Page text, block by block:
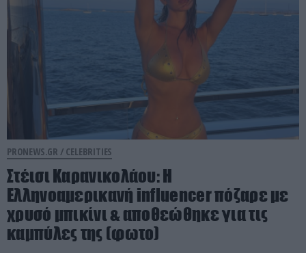
PRONEWS.GR / CELEBRITIES
Στέισι Καρανικολάου: Η
Ελληνοαμερικανή influencer πόζαρε με
χρυσό μπικίνι & αποθεώθηκε για τις
καμπύλες της (φωτο)